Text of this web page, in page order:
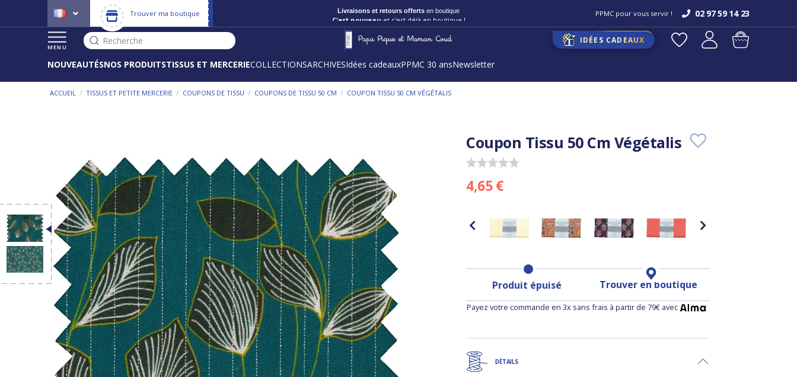
Trouver ma boutique Livraisons et retours offerts en boutique
C'est nouveau et c'est déjà en boutique !
PPMC pour vous servir ! 02 97 59 14 23
MENU
Recherche IDÉES CADEAUX
NOUVEAUTÉSNOS PRODUITSTISSUS ET MERCERIECOLLECTIONSARCHIVESIdées cadeauxPPMC 30 ansNewsletter
ACCUEIL / TISSUS ET PETITE MERCERIE / COUPONS DE TISSU / COUPONS DE TISSU 50 CM / COUPON TISSU 50 CM VÉGÉTALIS
Coupon Tissu 50 Cm Végétalis
4,65 €
Produit épuisé Trouver en boutique
Payez votre commande en 3x sans frais à partir de 79€ avec
DÉTAILS